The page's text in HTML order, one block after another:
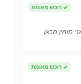
✓ רוכש מאומת
מזמין מכאן
✓ רוכש מאומת